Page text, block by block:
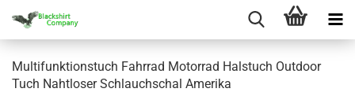
Multifunktionstuch Fahrrad Motorrad Halstuch Outdoor
Tuch Nahtloser Schlauchschal Amerika